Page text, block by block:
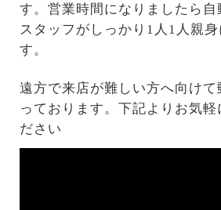
す。営業時間になりましたら自
スタッフがしっかり1人1人親身
す。
遠方で来店が難しい方へ向け
っております。下記よりお気軽
ださい